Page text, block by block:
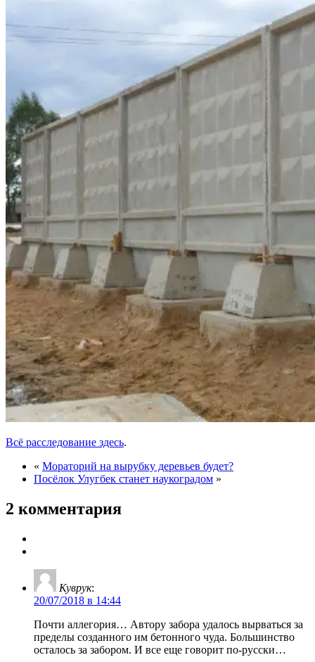
Всё расследование здесь.
« Мораторий на вырубку деревьев будет?
Посёлок Улугбек станет наукоградом »
2 комментария
Куврук:
20/07/2018 в 14:44
Почти аллегория… Автору забора удалось вырваться за
пределы созданного им бетонного чуда. Большинство
осталось за забором. И все еще говорит по-русски…